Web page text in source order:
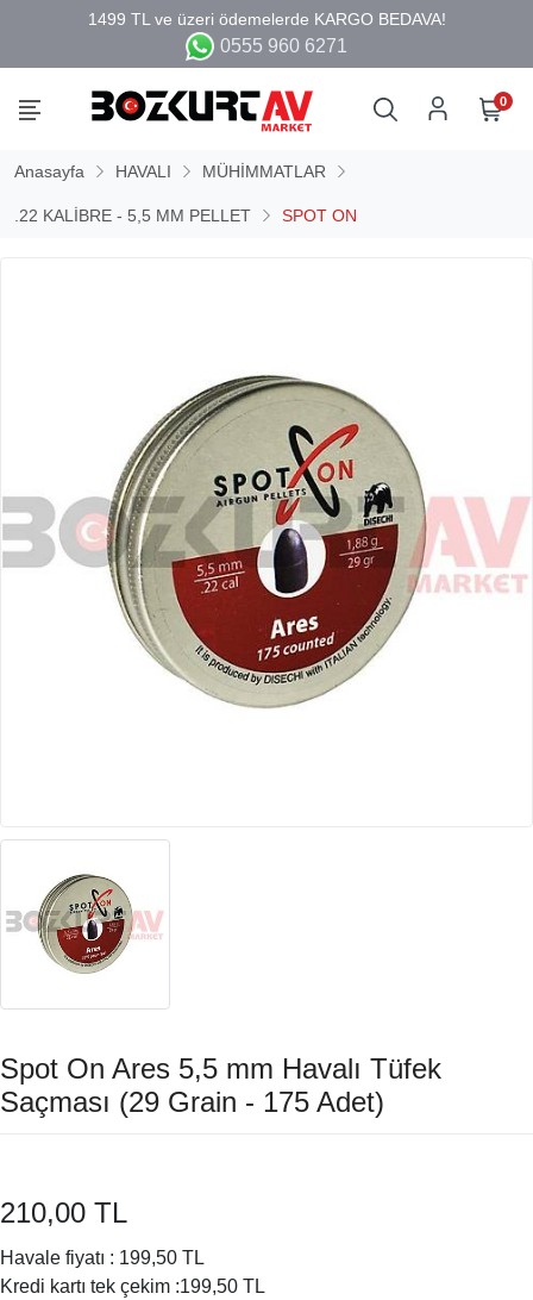
0555 960 6271
0
Anasayfa HAVALI MÜHİMMATLAR
.22 KALİBRE - 5,5 MM PELLET SPOT ON
Spot On Ares 5,5 mm Havalı Tüfek
Saçması (29 Grain - 175 Adet)
210,00 TL
Havale fiyatı : 199,50 TL
Kredi kartı tek çekim :199,50 TL